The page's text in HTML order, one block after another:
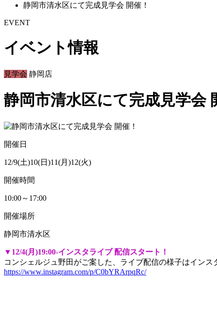
静岡市清水区にて完成見学会 開催！
EVENT
イベント情報
見学会 静岡店
静岡市清水区にて完成見学会
開催日
12/9(土)10(日)11(月)12(火)
開催時間
10:00～17:00
開催場所
静岡市清水区
▼12/4(月)19:00-インスタライブ 配信スタート！
コンシェルジュ野田がご案した、ライブ配信の様子はイン
https://www.instagram.com/p/C0bYRArpqRc/